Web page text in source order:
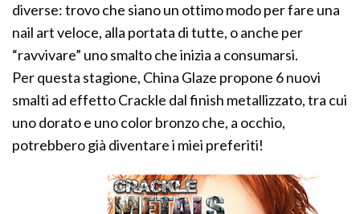
diverse: trovo che siano un ottimo modo per fare una
nail art veloce, alla portata di tutte, o anche per
“ravvivare” uno smalto che inizia a consumarsi.
Per questa stagione, China Glaze propone 6 nuovi
smalti ad effetto Crackle dal finish metallizzato, tra cui
uno dorato e uno color bronzo che, a occhio,
potrebbero già diventare i miei preferiti!